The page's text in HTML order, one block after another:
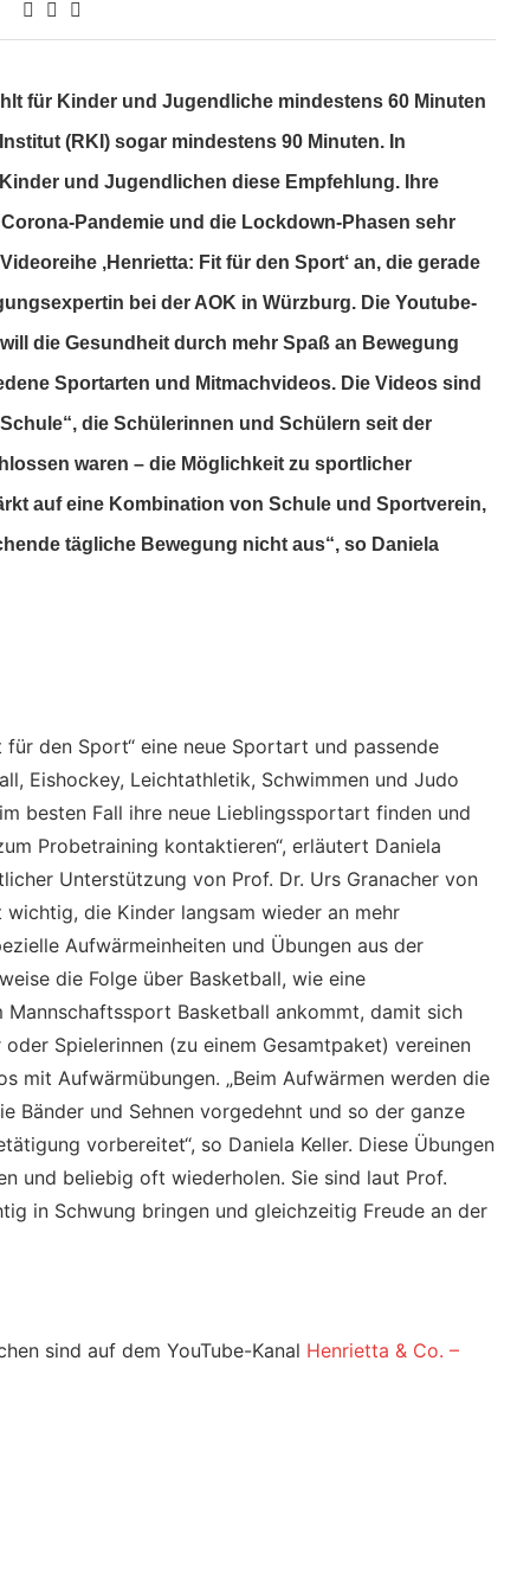
für Kinder und Jugendliche mindestens 60 Minuten
(RKI) sogar mindestens 90 Minuten. In
und Jugendlichen diese Empfehlung. Ihre
Pandemie und die Lockdown-Phasen sehr
‚Henrietta: Fit für den Sport‘ an, die gerade
bei der AOK in Würzburg. Die Youtube-
die Gesundheit durch mehr Spaß an Bewegung
Sportarten und Mitmachvideos. Die Videos sind
die Schülerinnen und Schülern seit der
waren – die Möglichkeit zu sportlicher
auf eine Kombination von Schule und Sportverein,
tägliche Bewegung nicht aus“, so Daniela
den Sport“ eine neue Sportart und passende
Eishockey, Leichtathletik, Schwimmen und Judo
besten Fall ihre neue Lieblingssportart finden und
Probetraining kontaktieren“, erläutert Daniela
Unterstützung von Prof. Dr. Urs Granacher von
die Kinder langsam wieder an mehr
Aufwärmeinheiten und Übungen aus der
die Folge über Basketball, wie eine
Basketball ankommt, damit sich
Spielerinnen (zu einem Gesamtpaket) vereinen
mit Aufwärmübungen. „Beim Aufwärmen werden die
Bänder und Sehnen vorgedehnt und so der ganze
vorbereitet“, so Daniela Keller. Diese Übungen
und beliebig oft wiederholen. Sie sind laut Prof.
in Schwung bringen und gleichzeitig Freude an der
sind auf dem YouTube-Kanal Henrietta & Co. –